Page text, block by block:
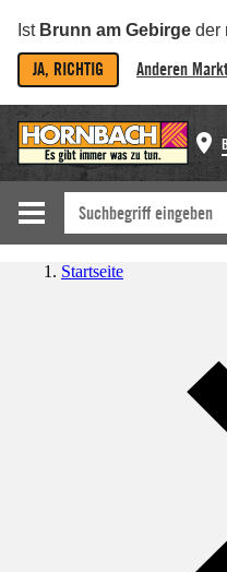
Ist Brunn am Gebirge der
JA, RICHTIG Anderen
Startseite